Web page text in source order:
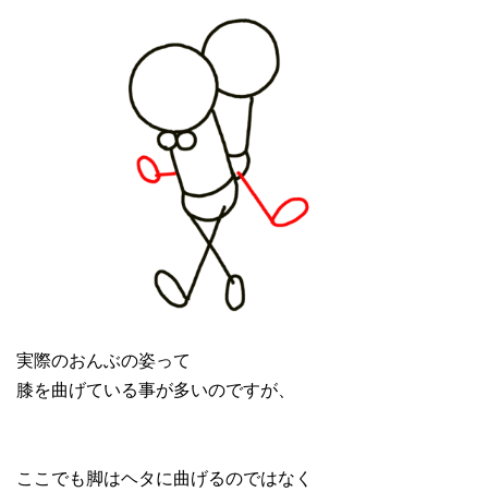
実際のおんぶの姿って
膝を曲げている事が多いのですが、
ここでも脚はヘタに曲げるのではなく